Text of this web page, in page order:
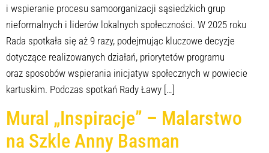
i wspieranie procesu samoorganizacji sąsiedzkich grup
nieformalnych i liderów lokalnych społeczności. W 2025 roku
Rada spotkała się aż 9 razy, podejmując kluczowe decyzje
dotyczące realizowanych działań, priorytetów programu
oraz sposobów wspierania inicjatyw społecznych w powiecie
kartuskim. Podczas spotkań Rady Ławy […]
Mural „Inspiracje” – Malarstwo
na Szkle Anny Basman